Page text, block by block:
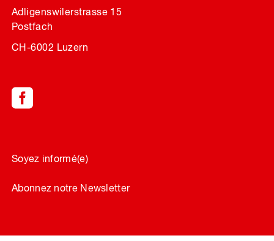
Adligenswilerstrasse 15
Postfach
CH-6002 Luzern
Soyez informé(e)
Abonnez notre Newsletter